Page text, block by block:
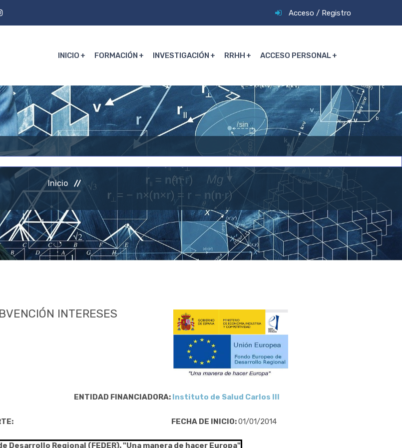
Acceso / Registro
INICIO FORMACIÓN INVESTIGACIÓN RRHH ACCESO PERSONAL
Inicio
INTERESES
ENTIDAD FINANCIADORA: Instituto de Salud Carlos III
FECHA DE INICIO:01/01/2014
Regional (FEDER). "Una manera de hacer Europa"